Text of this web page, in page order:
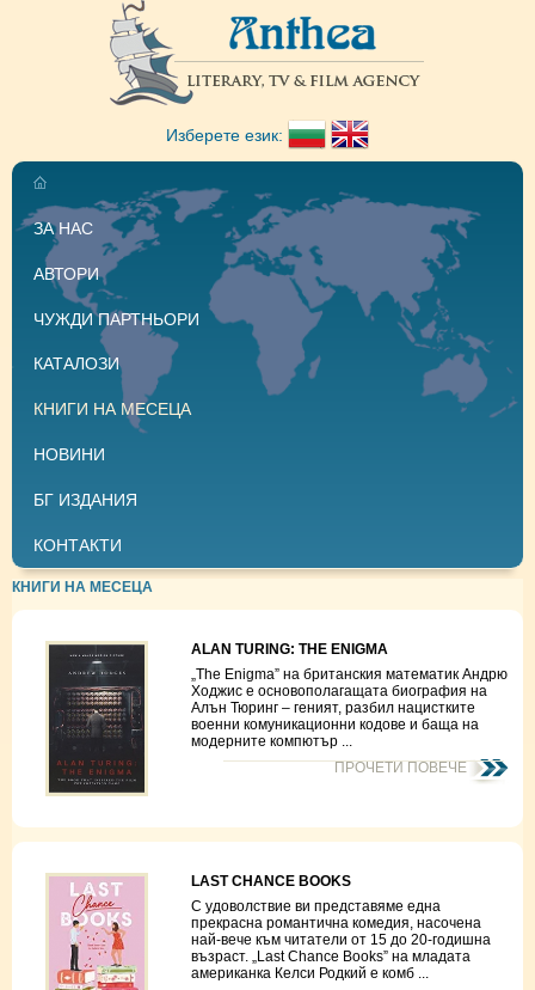
Изберете език:
ЗА НАС
АВТОРИ
ЧУЖДИ ПАРТНЬОРИ
КАТАЛОЗИ
КНИГИ НА МЕСЕЦА
НОВИНИ
БГ ИЗДАНИЯ
КОНТАКТИ
КНИГИ НА МЕСЕЦА
ALAN TURING: THE ENIGMA
„The Enigma” на британския математик Андрю
Ходжис е основополагащата биография на
Алън Тюринг – геният, разбил нацистките
военни комуникационни кодове и баща на
модерните компютър ...
ПРОЧЕТИ ПОВЕЧЕ
LAST CHANCE BOOKS
С удоволствие ви представяме една
прекрасна романтична комедия, насочена
най-вече към читатели от 15 до 20-годишна
възраст. „Last Chance Books” на младата
американка Келси Родкий е комб ...